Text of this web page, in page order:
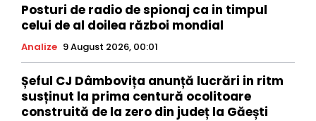
Posturi de radio de spionaj ca in timpul
celui de al doilea război mondial
Analize 9 August 2026, 00:01
Șeful CJ Dâmbovița anunță lucrări in ritm
susținut la prima centură ocolitoare
construită de la zero din județ la Găești